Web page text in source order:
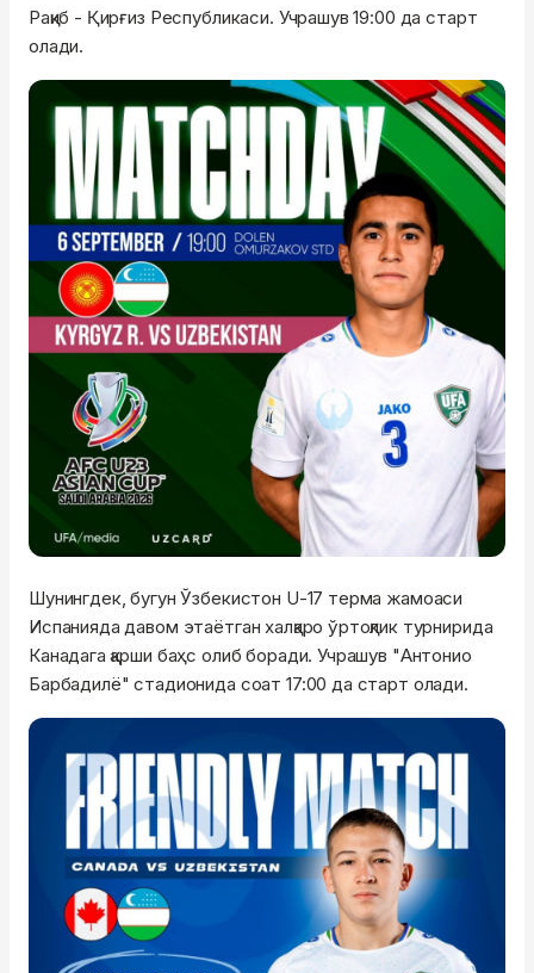
Рақиб - Қирғиз Республикаси. Учрашув 19:00 да старт
олади.
Шунингдек, бугун Ўзбекистон U-17 терма жамоаси
Испанияда давом этаётган халқаро ўртоқлик турнирида
Канадага қарши баҳс олиб боради. Учрашув "Антонио
Барбадилё" стадионида соат 17:00 да старт олади.